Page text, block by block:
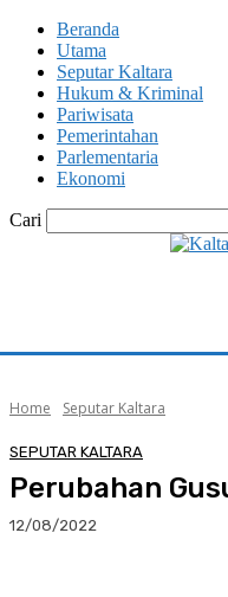
Beranda
Utama
Seputar Kaltara
Hukum & Kriminal
Pariwisata
Pemerintahan
Parlementaria
Ekonomi
Cari
Home Seputar Kaltara
SEPUTAR KALTARA
Perubahan
12/08/2022